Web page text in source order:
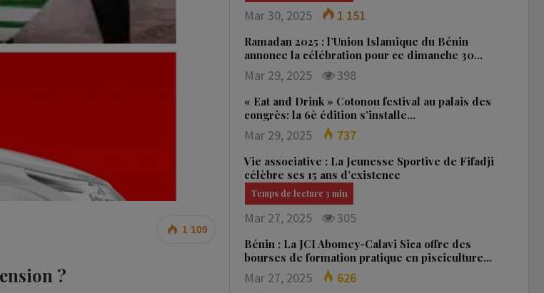
1 109
?
Mar 30, 2025 1 151
Ramadan 2025 : l’Union Islamique du Bénin
annonce la célébration pour ce dimanche 30…
Mar 29, 2025 398
« Eat and Drink » Cotonou festival au palais des
congrès: la 6è édition s’installe…
Mar 29, 2025 737
Vie associative : La Jeunesse Sportive de Fifadji
célèbre ses 15 ans d’existence
Mar 27, 2025 305
Bénin : La JCI Abomey-Calavi Sica offre des
bourses de formation pratique en pisciculture…
Mar 27, 2025 626